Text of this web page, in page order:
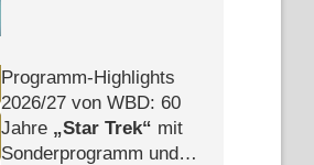
Programm-Highlights
2026/​27 von WBD: 60
Jahre
Star Trek
mit
Sonderprogramm und